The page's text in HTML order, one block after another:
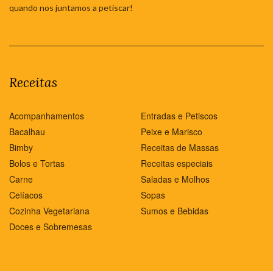
quando nos juntamos a petiscar!
Receitas
Acompanhamentos
Bacalhau
Bimby
Bolos e Tortas
Carne
Celíacos
Cozinha Vegetariana
Doces e Sobremesas
Entradas e Petiscos
Peixe e Marisco
Receitas de Massas
Receitas especiais
Saladas e Molhos
Sopas
Sumos e Bebidas